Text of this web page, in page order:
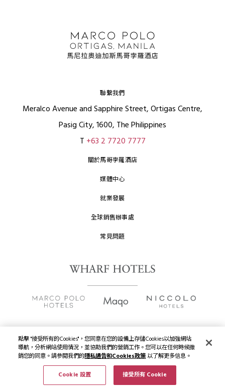
立即預約 菜單
聯繫我們
Meralco Avenue and Sapphire Street, Ortigas Centre,
Pasig City, 1600, The Philippines
T +63 2 7720 7777
關於馬哥孛羅酒店
媒體中心
就業發展
全球銷售辦事處
常見問題
版權及原稿2026 © 九龍倉酒店保留一切權利。
隱私通告
使用條款
點擊 "接受所有的Cookies"，您同意在您的設備上存儲Cookies以加強網站
導航，分析網站使用情況，並協助我們的營銷工作。您可以在任何時候撤
銷您的同意。請參閱我們的隱私通告和Cookies政策以了解更多信息。
Cookie 設置 接受所有 Cookie